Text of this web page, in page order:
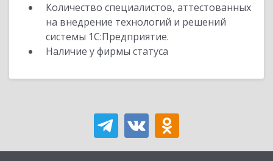
Количество специалистов, аттестованных
на внедрение технологий и решений
системы 1С:Предприятие.
Наличие у фирмы статуса